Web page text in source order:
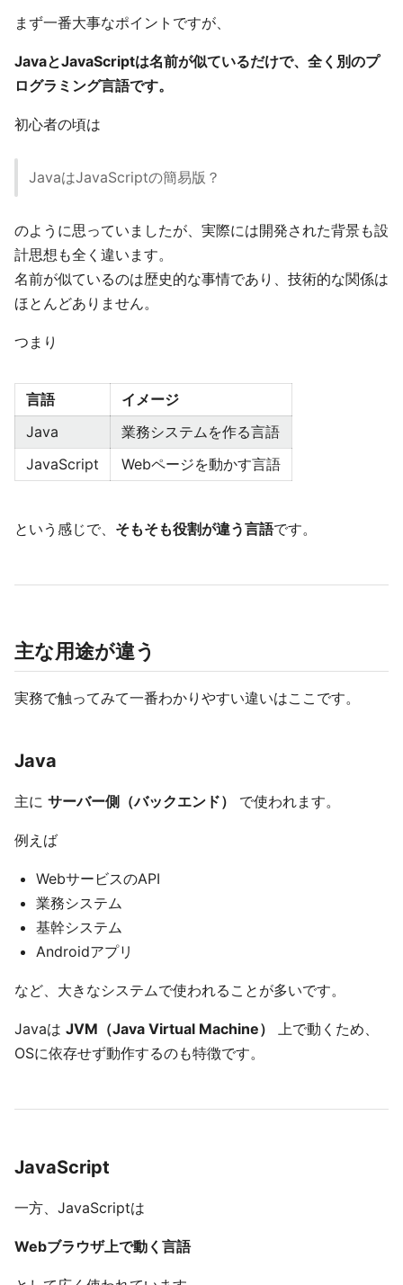
まず一番大事なポイントですが、
JavaとJavaScriptは名前が似ているだけで、全く別のプ
ログラミング言語です。
初心者の頃は
JavaはJavaScriptの簡易版？
のように思っていましたが、実際には開発された背景も設
計思想も全く違います。
名前が似ているのは歴史的な事情であり、技術的な関係は
ほとんどありません。
つまり
言語
イメージ
Java
業務システムを作る言語
JavaScript
Webページを動かす言語
という感じで、 そもそも役割が違う言語です。
主な用途が違う
実務で触ってみて一番わかりやすい違いはここです。
Java
主に サーバー側（バックエンド） で使われます。
例えば
WebサービスのAPI
業務システム
基幹システム
Androidアプリ
など、大きなシステムで使われることが多いです。
Javaは JVM（Java Virtual Machine）
上で動くため、
OSに依存せず動作するのも特徴です。
JavaScript
一方、JavaScriptは
Webブラウザ上で動く言語